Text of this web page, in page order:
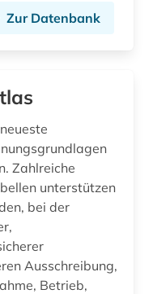
Zur Datenbank
Zahlreiche
unterstützen
bei der
Ausschreibung,
Betrieb,